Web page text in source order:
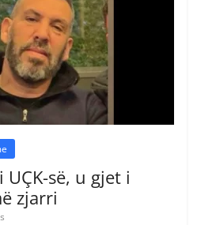
së, u gjet i
zjarri